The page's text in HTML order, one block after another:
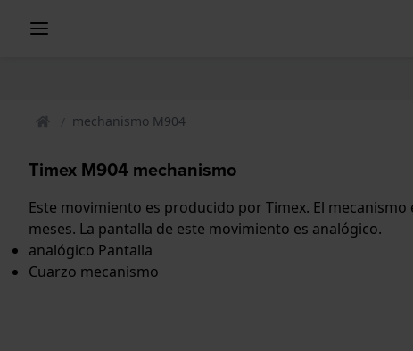
mechanismo M904
Timex M904 mechanismo
Este movimiento es producido por Timex. El
meses. La pantalla de este movimiento es analógico.
analógico Pantalla
Cuarzo mecanismo